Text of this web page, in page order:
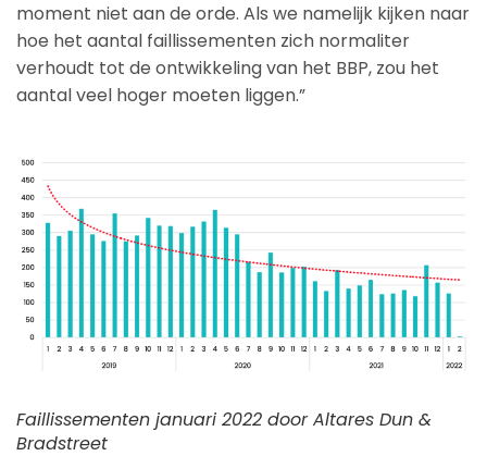
moment niet aan de orde. Als we namelijk kijken naar
hoe het aantal faillissementen zich normaliter
verhoudt tot de ontwikkeling van het BBP, zou het
aantal veel hoger moeten liggen.”
Faillissementen januari 2022 door Altares Dun &
Bradstreet